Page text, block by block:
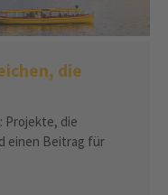
die
Projekte, die
einen Beitrag für